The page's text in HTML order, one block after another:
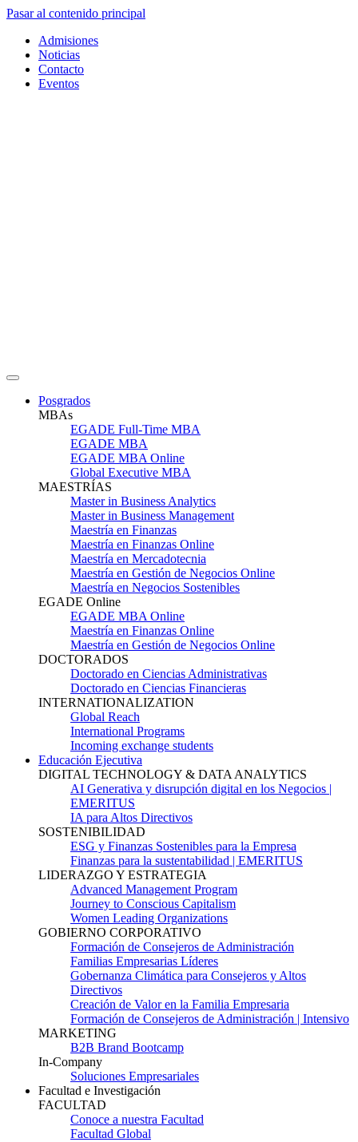
Pasar al contenido principal
Admisiones
Noticias
Contacto
Eventos
Posgrados
MBAs
EGADE Full-Time MBA
EGADE MBA
EGADE MBA Online
Global Executive MBA
MAESTRÍAS
Master in Business Analytics
Master in Business Management
Maestría en Finanzas
Maestría en Finanzas Online
Maestría en Mercadotecnia
Maestría en Gestión de Negocios Online
Maestría en Negocios Sostenibles
EGADE Online
EGADE MBA Online
Maestría en Finanzas Online
Maestría en Gestión de Negocios Online
DOCTORADOS
Doctorado en Ciencias Administrativas
Doctorado en Ciencias Financieras
INTERNATIONALIZATION
Global Reach
International Programs
Incoming exchange students
Educación Ejecutiva
DIGITAL TECHNOLOGY & DATA ANALYTICS
AI Generativa y disrupción digital en los Negocios |
EMERITUS
IA para Altos Directivos
SOSTENIBILIDAD
ESG y Finanzas Sostenibles para la Empresa
Finanzas para la sustentabilidad | EMERITUS
LIDERAZGO Y ESTRATEGIA
Advanced Management Program
Journey to Conscious Capitalism
Women Leading Organizations
GOBIERNO CORPORATIVO
Formación de Consejeros de Administración
Familias Empresarias Líderes
Gobernanza Climática para Consejeros y Altos
Directivos
Creación de Valor en la Familia Empresaria
Formación de Consejeros de Administración | Intensivo
MARKETING
B2B Brand Bootcamp
In-Company
Soluciones Empresariales
Facultad e Investigación
FACULTAD
Conoce a nuestra Facultad
Facultad Global